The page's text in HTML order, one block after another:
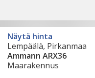
Näytä hinta
Lempäälä, Pirkanmaa
Ammann ARX36
Maarakennus